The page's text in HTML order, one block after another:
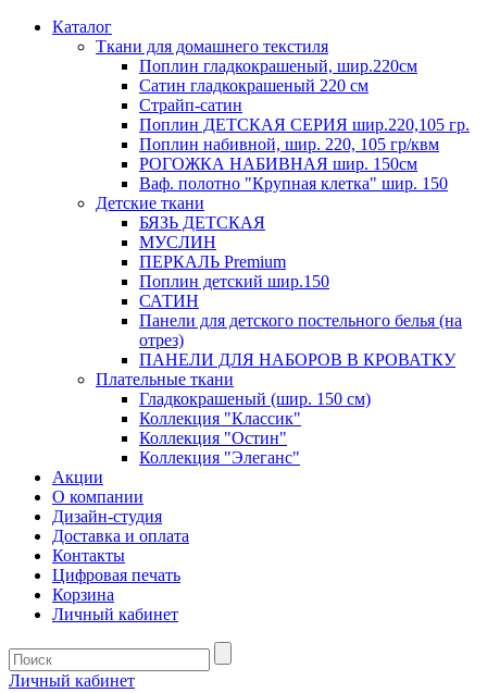
Каталог
Ткани для домашнего текстиля
Поплин гладкокрашеный, шир.220см
Сатин гладкокрашеный 220 см
Страйп-сатин
Поплин ДЕТСКАЯ СЕРИЯ шир.220,105 гр.
Поплин набивной, шир. 220, 105 гр/квм
РОГОЖКА НАБИВНАЯ шир. 150см
Ваф. полотно "Крупная клетка" шир. 150
Детские ткани
БЯЗЬ ДЕТСКАЯ
МУСЛИН
ПЕРКАЛЬ Premium
Поплин детский шир.150
САТИН
Панели для детского постельного белья (на
отрез)
ПАНЕЛИ ДЛЯ НАБОРОВ В КРОВАТКУ
Плательные ткани
Гладкокрашеный (шир. 150 см)
Коллекция "Классик"
Коллекция "Остин"
Коллекция "Элеганс"
Акции
О компании
Дизайн-студия
Доставка и оплата
Контакты
Цифровая печать
Корзина
Личный кабинет
Личный кабинет